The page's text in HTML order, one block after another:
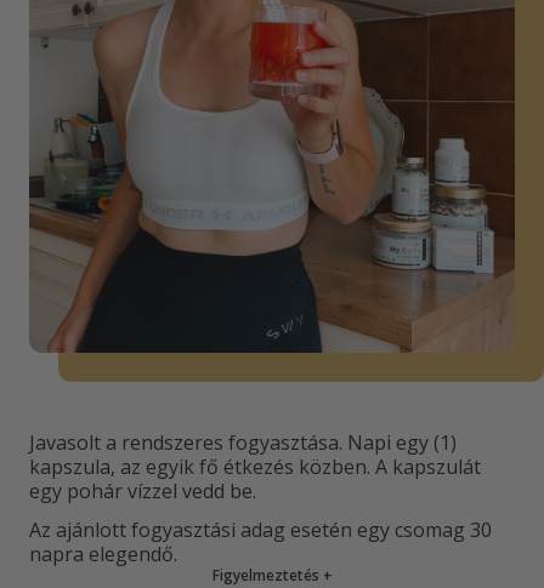
Javasolt a rendszeres fogyasztása. Napi egy (1)
kapszula, az egyik fő étkezés közben. A kapszulát
egy pohár vízzel vedd be.
Az ajánlott fogyasztási adag esetén egy csomag 30
napra elegendő.
Figyelmeztetés +